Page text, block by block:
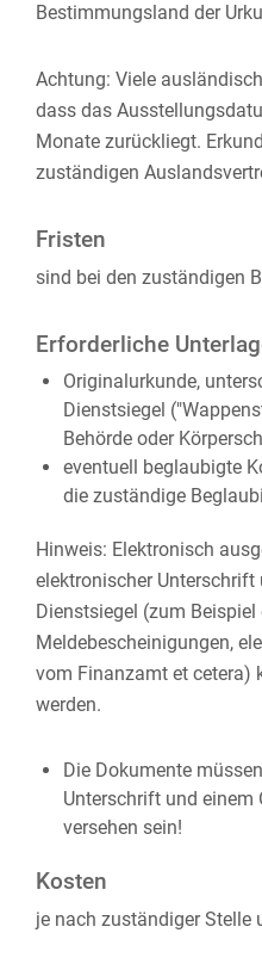
Bestimmungsland der
Achtung: Viele
dass das
Monate zurückliegt.
zuständigen
Fristen
sind bei den zuständigen
Erforderliche
Originalurkunde,
Dienstsiegel
Behörde oder
eventuell beglaubigte
die zuständige
Hinweis: Elektronisch
elektronischer
Dienstsiegel (zum
Meldebescheinigungen,
vom Finanzamt et cetera)
werden.
Die Dokumente
Unterschrift und einem
versehen sein!
Kosten
je nach zuständiger Stelle